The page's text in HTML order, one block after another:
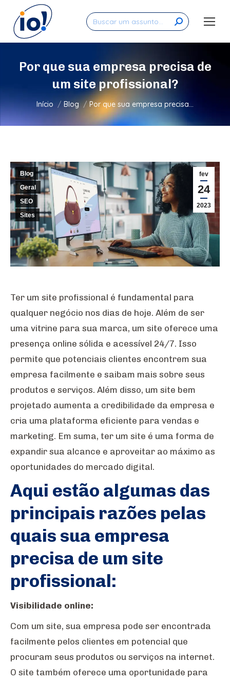
Search:
Por que sua empresa precisa de
um site profissional?
Você está aqui:
Início Blog Por que sua empresa precisa…
fev
24
2023
Blog
Geral
SEO
Sites
Ter um site profissional é fundamental para
qualquer negócio nos dias de hoje. Além de ser
uma vitrine para sua marca, um site oferece uma
presença online sólida e acessível 24/7. Isso
permite que potenciais clientes encontrem sua
empresa facilmente e saibam mais sobre seus
produtos e serviços. Além disso, um site bem
projetado aumenta a credibilidade da empresa e
cria uma plataforma eficiente para vendas e
marketing. Em suma, ter um site é uma forma de
expandir sua alcance e aproveitar ao máximo as
oportunidades do mercado digital.
Aqui estão algumas das
principais razões pelas
quais sua empresa
precisa de um site
profissional:
Visibilidade online:
Com um site, sua empresa pode ser encontrada
facilmente pelos clientes em potencial que
procuram seus produtos ou serviços na internet.
O site também oferece uma oportunidade para